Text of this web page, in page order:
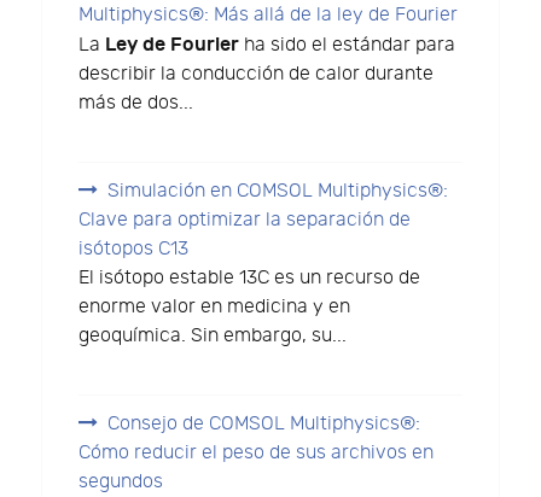
Multiphysics®: Más allá de la ley de Fourier
La Ley de Fourier ha sido el estándar para
describir la conducción de calor durante
más de dos...
Simulación en COMSOL Multiphysics®:
Clave para optimizar la separación de
isótopos C13
El isótopo estable 13C es un recurso de
enorme valor en medicina y en
geoquímica. Sin embargo, su...
Consejo de COMSOL Multiphysics®:
Cómo reducir el peso de sus archivos en
segundos